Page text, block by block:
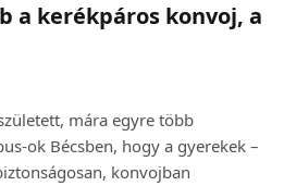
a kerékpáros konvoj, a
mára egyre több
ok Bécsben, hogy a gyerekek –
konvojban